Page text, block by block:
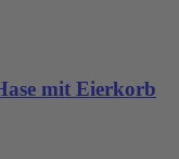
mit Eierkorb